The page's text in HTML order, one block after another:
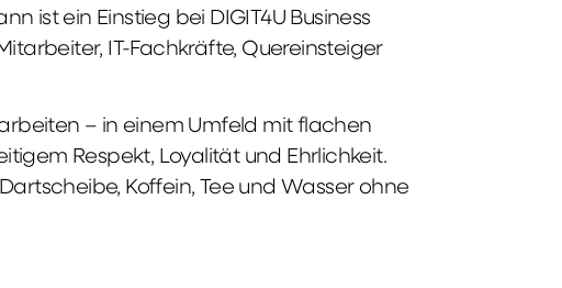
ist ein Einstieg bei DIGIT4U Business
IT-Fachkräfte, Quereinsteiger
– in einem Umfeld mit flachen
Respekt, Loyalität und Ehrlichkeit.
Koffein, Tee und Wasser ohne